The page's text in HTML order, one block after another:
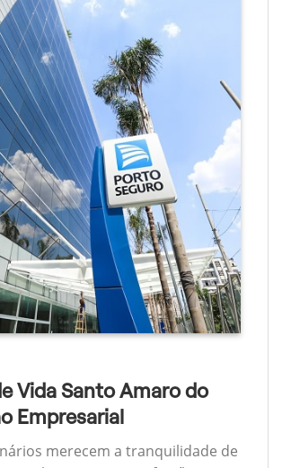
Vida Santo Amaro do
Empresarial
merecem a tranquilidade de